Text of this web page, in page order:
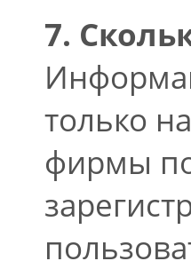
7.
только
фирмы